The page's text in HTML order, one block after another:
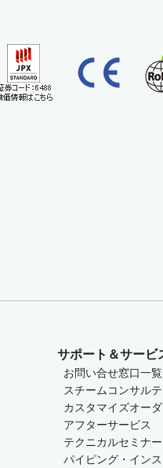
サポート＆サービ
お問い合せ窓口一覧
スチームコンサル
カスタマイズオー
アフターサービス
テクニカルセミナ
パイピング・イン